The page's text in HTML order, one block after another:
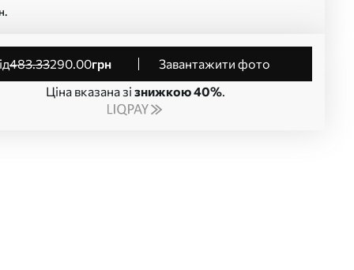
від483.33290.00грн
Завантажити фото
Ціна вказана зі знижкою 40%.